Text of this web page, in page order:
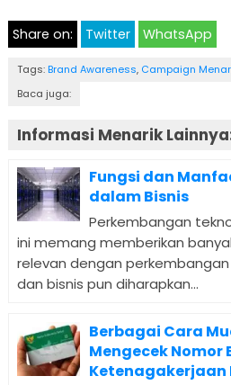
Share on: Twitter WhatsApp
Tags: Brand Awareness, Campaign
Baca juga:
Informasi Menarik
Fungsi dan
dalam Bisnis
Perkembangan
ini memang memberikan
relevan dengan
dan bisnis pun diharapkan...
Berbagai Cara
Mengecek Nomor
Ketenagakerjaan